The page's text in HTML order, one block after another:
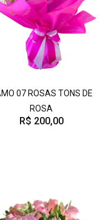
07 ROSAS TONS DE
ROSA
R$ 200,00